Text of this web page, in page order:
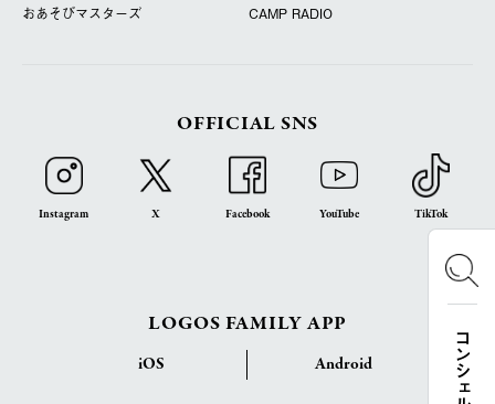
おあそびマスターズ
CAMP RADIO
OFFICIAL SNS
Instagram X Facebook YouTube TikTok
LOGOS FAMILY APP
iOS Android